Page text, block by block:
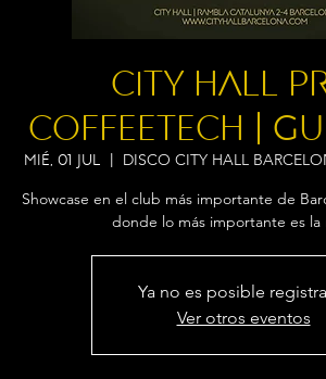
City Hall
COFFEETECH |
mié, 01 jul
DISCO CITY HALL
Showcase en el club más importante de
donde lo más importante es la
Ya no es posible
Ver otros eventos